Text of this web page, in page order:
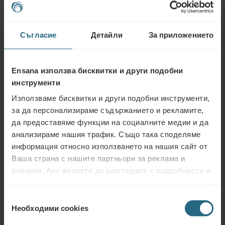
Съгласие Детайли За приложението
Ensana използва бисквитки и други подобни
инструменти
Използваме бисквитки и други подобни инструменти,
за да персонализираме съдържанието и рекламите,
да предоставяме функции на социалните медии и да
анализираме нашия трафик. Също така споделяме
информация относно използването на нашия сайт от
Ваша страна с нашите партньори за реклама и
анализи. Ако желаете да разгледате с подробности и
продължете, като натиснете бутона „Подробности“.
За най-добро клиентско изживяване продължете с
Необходими cookies
CO₂
СПА център
Уелнес
Бар
Зали за
срещи
паркинг
Паркинг Достъпност Непушачи